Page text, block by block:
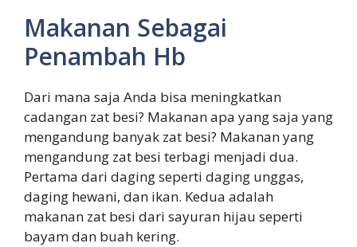
Makanan Sebagai
Penambah Hb
Dari mana saja Anda bisa meningkatkan
cadangan zat besi? Makanan apa yang saja yang
mengandung banyak zat besi? Makanan yang
mengandung zat besi terbagi menjadi dua.
Pertama dari daging seperti daging unggas,
daging hewani, dan ikan. Kedua adalah
makanan zat besi dari sayuran hijau seperti
bayam dan buah kering.